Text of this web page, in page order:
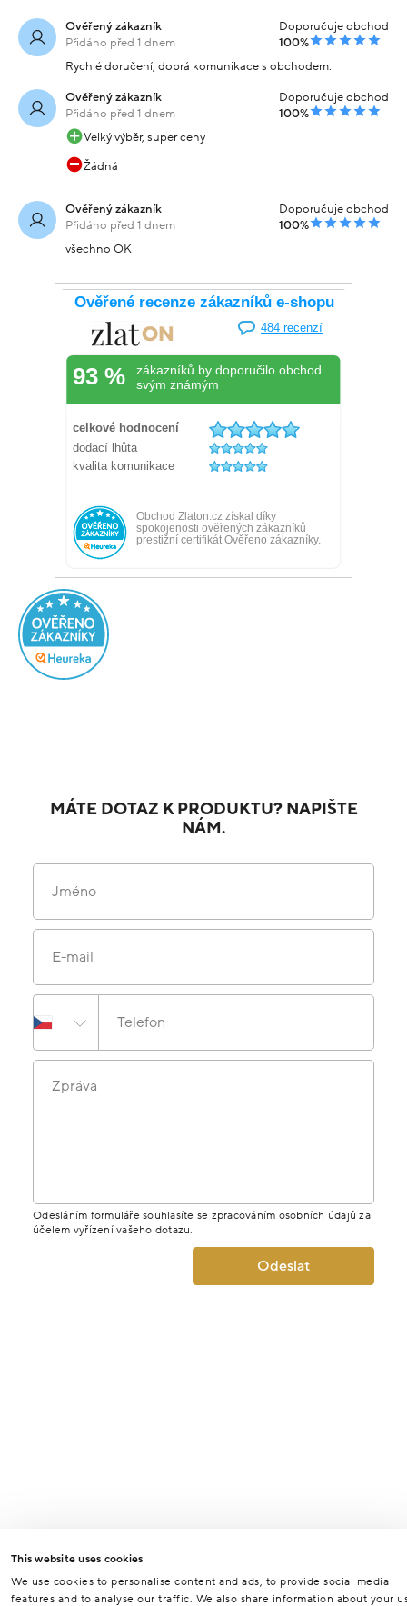
This website uses cookies
We use cookies to personalise content and ads, to provide social media
features and to analyse our traffic. We also share information about your
Ověřený zákazník
Přidáno před 1 dnem
Doporučuje obchod
100%
Rychlé doručení, dobrá komunikace s obchodem.
Ověřený zákazník
Přidáno před 1 dnem
Doporučuje obchod
100%
Velký výběr, super ceny
Žádná
Ověřený zákazník
Přidáno před 1 dnem
Doporučuje obchod
100%
všechno OK
MÁTE DOTAZ K PRODUKTU? NAPIŠTE
NÁM.
Jméno
E-mail
Telefon
Zpráva
Odesláním formuláře souhlasíte se zpracováním osobních údajů za
účelem vyřízení vašeho dotazu.
Odeslat